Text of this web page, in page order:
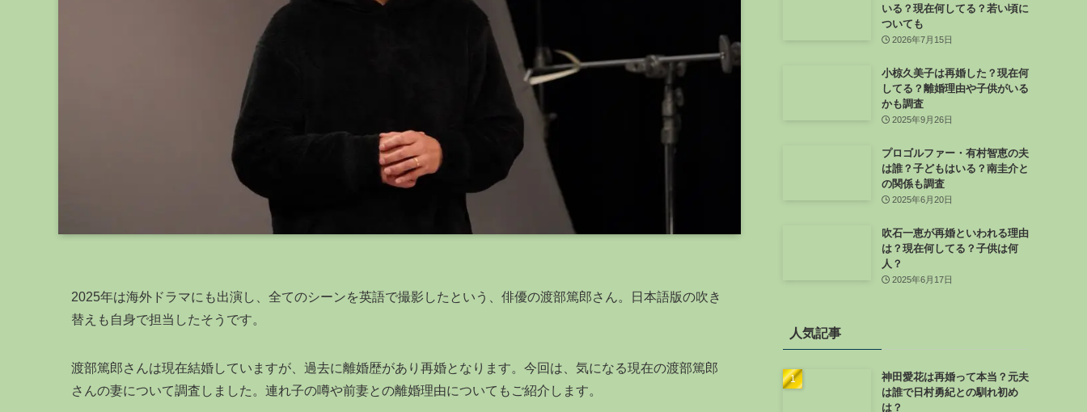
2025年は海外ドラマにも出演し、全てのシーンを英語で撮影したという、俳優の渡部篤郎さん。日本語版の吹き
替えも自身で担当したそうです。
渡部篤郎さんは現在結婚していますが、過去に離婚歴があり再婚となります。今回は、気になる現在の渡部篤郎
さんの妻について調査しました。連れ子の噂や前妻との離婚理由についてもご紹介します。
いる？現在何してる？若い頃に
ついても
2026年7月15日
小椋久美子は再婚した？現在何
してる？離婚理由や子供がいる
かも調査
2025年9月26日
プロゴルファー・有村智恵の夫
は誰？子どもはいる？南圭介と
の関係も調査
2025年6月20日
吹石一恵が再婚といわれる理由
は？現在何してる？子供は何
人？
2025年6月17日
人気記事
神田愛花は再婚って本当？元夫
は誰で日村勇紀との馴れ初め
は？